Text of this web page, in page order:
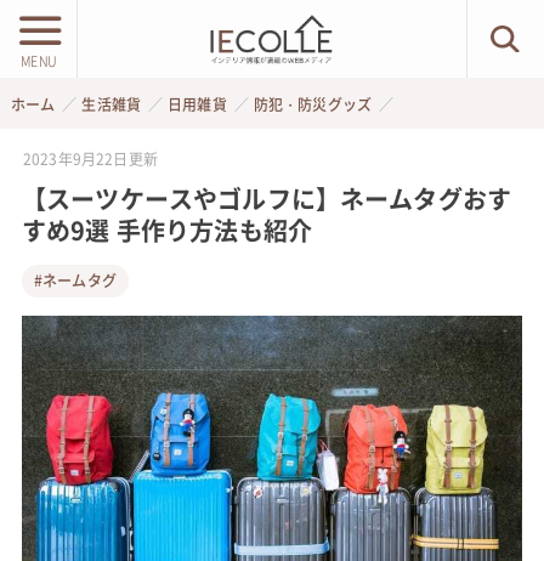
MENU
ホーム 生活雑貨 日用雑貨 防犯・防災グッズ
2023年9月22日 更新
【スーツケースやゴルフに】ネームタグおす
すめ9選 手作り方法も紹介
#ネームタグ